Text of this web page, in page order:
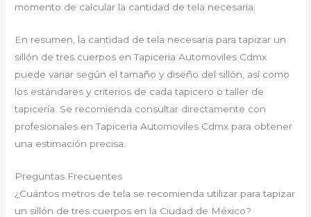
momento de calcular la cantidad de tela necesaria.
En resumen, la cantidad de tela necesaria para tapizar un
sillón de tres cuerpos en Tapiceria Automoviles Cdmx
puede variar según el tamaño y diseño del sillón, así como
los estándares y criterios de cada tapicero o taller de
tapicería. Se recomienda consultar directamente con
profesionales en Tapiceria Automoviles Cdmx para obtener
una estimación precisa.
Preguntas Frecuentes
¿Cuántos metros de tela se recomienda utilizar para tapizar
un sillón de tres cuerpos en la Ciudad de México?